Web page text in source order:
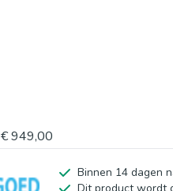
€ 949,00
Binnen 14 dagen